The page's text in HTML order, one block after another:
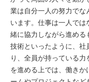
業は自分一人の努力でな
います。仕事は一人で
緒に協力しながら進める
技術といったように、社
り、全員が持っている
を進める上では、働き